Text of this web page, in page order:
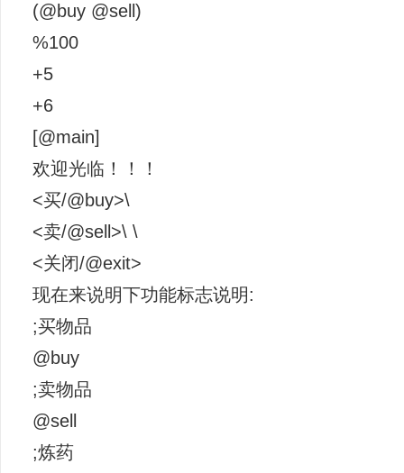
(@buy @sell)
%100
+5
+6
[@main]
欢迎光临！！！
<买/@buy>\
<卖/@sell>\ \
<关闭/@exit>
现在来说明下功能标志说明:
;买物品
@buy
;卖物品
@sell
;炼药